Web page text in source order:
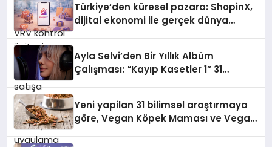
Türkiye’den küresel pazara: ShopinX,
dijital ekonomi ile gerçek dünya
Ayla Selvi’den Bir Yıllık Albüm
Çalışması: “Kayıp Kasetler 1” 31
Yeni yapilan 31 bilimsel araştırmaya
göre, Vegan Köpek Maması ve Vegan